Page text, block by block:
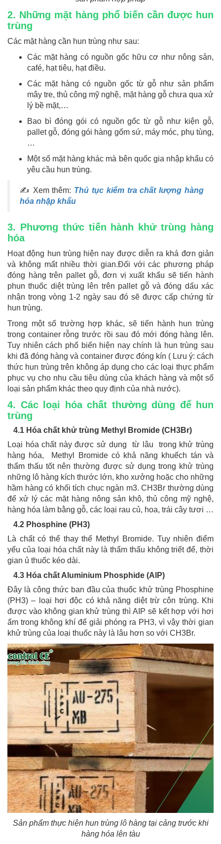
2. Những mặt hàng phổ biến cần được hun
trùng
Các mặt hàng cần hun trùng như sau:
Các mặt hàng có nguồn gốc hữu cơ như nông sản,
café, hạt tiêu, hạt điều.
Các mặt hàng có nguồn gốc từ gỗ như sản phẩm
mây tre, thủ công mỹ nghệ, mặt hàng gỗ chưa qua xử
lý bề mặt,…
Bao bì đóng gói có nguồn gốc từ gỗ như kiện gỗ,
pallet gỗ, đóng gói hàng gốm sứ, máy móc, phụ tùng,
…
Một số mặt hàng khác mà bên quốc gia nhập khẩu có
yêu cầu hun trùng.
✍ Xem thêm: Thủ tục kiểm tra chất lượng hàng
hóa nhập khẩu
3. Phương thức tiến hành khử trùng hàng
hóa
Hoạt động hun trùng hiện nay được diễn ra khá đơn giản
và không mất nhiều thời gian.Đối với các phương pháp
đóng hàng trên pallet gỗ, đơn vị xuất khẩu sẽ tiến hành
phun thuốc diệt trùng lên trên pallet gỗ và đóng dấu xác
nhận trong vòng 1-2 ngày sau đó sẽ được cấp chứng từ
hun trùng.
Trong một số trường hợp khác, sẽ tiến hành hun trùng
trong container rỗng trước rồi sau đó mới đóng hàng lên.
Tuy nhiên cách phổ biến hiện nay chính là hun trùng sau
khi đã đóng hàng và container được đóng kín ( Lưu ý: cách
thức hun trùng trên không áp dụng cho các loại thực phẩm
phục vụ cho nhu cầu tiêu dùng của khách hàng và một số
loại sản phẩm khác theo quy định của nhà nước).
4. Các loại hóa chất thường dùng để hun
trùng
4.1 Hóa chất khử trùng Methyl Bromide (CH3Br)
Loại hóa chất này được sử dụng từ lâu trong khử trùng
hàng hóa, Methyl Bromide có khả năng khuếch tán và
thẩm thấu tốt nên thường được sử dụng trong khử trùng
những lô hàng kích thước lớn, kho xưởng hoặc cho những
hầm hàng có khối tích chục ngàn m3. CH3Br thường dùng
để xử lý các mặt hàng nông sản khô, thủ công mỹ nghệ,
hàng hóa làm bằng gỗ, các loại rau củ, hoa, trái cây tươi …
4.2 Phosphine (PH3)
Là chất có thể thay thế Methyl Bromide. Tuy nhiên điểm
yếu của loại hóa chất này là thẩm thấu không triết để, thời
gian ủ thuốc kéo dài.
4.3 Hóa chất Aluminium Phosphide (AlP)
Đây là công thức ban đầu của thuốc khử trùng Phosphine
(PH3) – loại hơi độc có khả năng diệt trừ côn trùng. Khi
được vào không gian khử trùng thì AIP sẽ kết hợp với hơi
ẩm trong không khí để giải phóng ra PH3, vì vậy thời gian
khử trùng của loại thuốc này là lâu hơn so với CH3Br.
Sản phẩm thực hiện hun trùng lô hàng tại cảng trước khi
hàng hóa lên tàu